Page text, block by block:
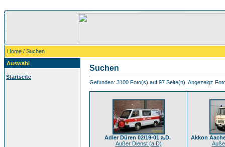
Home / Suchen
Auswahl
Startseite
Suchen
Gefunden: 3100 Foto(s) auf 97 Seite(n). Angezeigt:
Adler Düren 02/19-01 a.D.
Außer Dienst (a.D)
Akkon